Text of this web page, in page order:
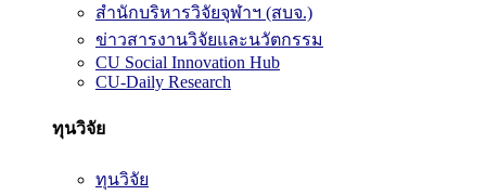
สำนักบริหารวิจัยจุฬาฯ (สบจ.)
ข่าวสารงานวิจัยและนวัตกรรม
CU Social Innovation Hub
CU-Daily Research
ทุนวิจัย
ทุนวิจัย